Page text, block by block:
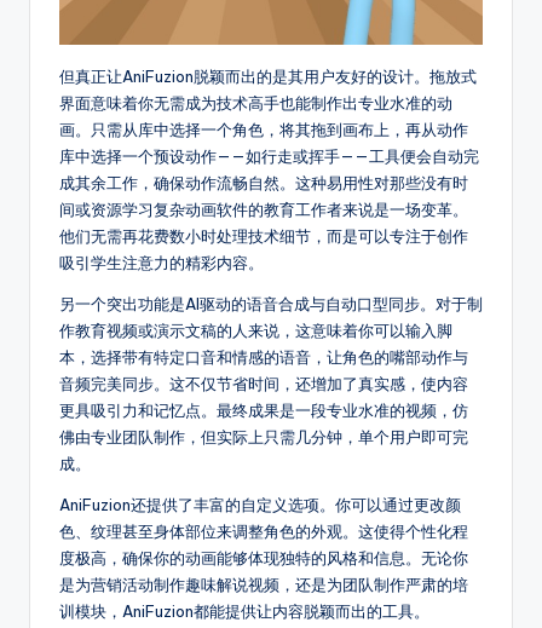
但真正让AniFuzion脱颖而出的是其用户友好的设计。拖放式
界面意味着你无需成为技术高手也能制作出专业水准的动
画。只需从库中选择一个角色，将其拖到画布上，再从动作
库中选择一个预设动作——如行走或挥手——工具便会自动完
成其余工作，确保动作流畅自然。这种易用性对那些没有时
间或资源学习复杂动画软件的教育工作者来说是一场变革。
他们无需再花费数小时处理技术细节，而是可以专注于创作
吸引学生注意力的精彩内容。
另一个突出功能是AI驱动的语音合成与自动口型同步。对于制
作教育视频或演示文稿的人来说，这意味着你可以输入脚
本，选择带有特定口音和情感的语音，让角色的嘴部动作与
音频完美同步。这不仅节省时间，还增加了真实感，使内容
更具吸引力和记忆点。最终成果是一段专业水准的视频，仿
佛由专业团队制作，但实际上只需几分钟，单个用户即可完
成。
AniFuzion还提供了丰富的自定义选项。你可以通过更改颜
色、纹理甚至身体部位来调整角色的外观。这使得个性化程
度极高，确保你的动画能够体现独特的风格和信息。无论你
是为营销活动制作趣味解说视频，还是为团队制作严肃的培
训模块，AniFuzion都能提供让内容脱颖而出的工具。